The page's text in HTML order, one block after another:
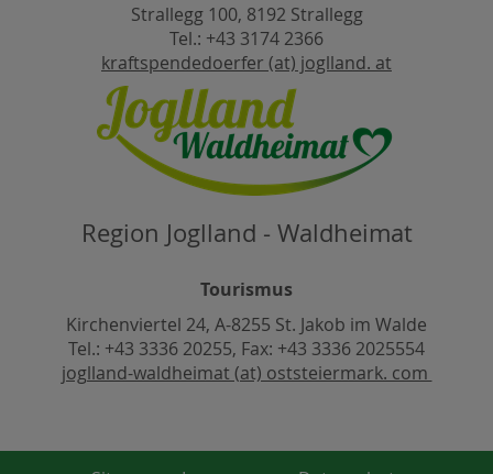
Strallegg 100, 8192 Strallegg
Tel.: +43 3174 2366
kraftspendedoerfer (at) joglland. at
Region Joglland - Waldheimat
Tourismus
Kirchenviertel 24, A-8255 St. Jakob im Walde
Tel.: +43 3336 20255, Fax: +43 3336 2025554
joglland-waldheimat (at) oststeiermark. com